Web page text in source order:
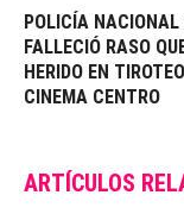
POLICÍA NACIONAL
FALLECIÓ RASO
HERIDO EN
CINEMA CENTRO
ARTÍCULOS